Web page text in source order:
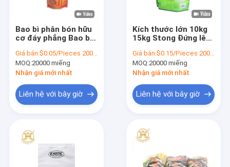
Bao bì bánh mì
Túi bao bì trái cây khô
Bao bì gạo
Túi đóng gói rau
Túi đóng gói chân không
Bao bì phân bón hữu
cơ đáy phẳng Bao bì
Giá bán:$0.05/Pieces 20000-99999 Pieces
MOQ:20000 miếng
Nhận giá mới nhất
Liên hệ với bây giờ
Kích thước lớn 10kg
15kg Stong Đứng lên
thú cưng Nhựa Matt
Nhôm
Giá bán:$0.15/Pieces 20000-199999 Pieces
MOQ:20000 miếng
Nhận giá mới nhất
Liên hệ với bây giờ